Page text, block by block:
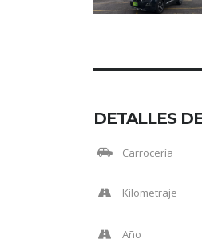
DETALLES
Carrocería
Kilometraje
Año